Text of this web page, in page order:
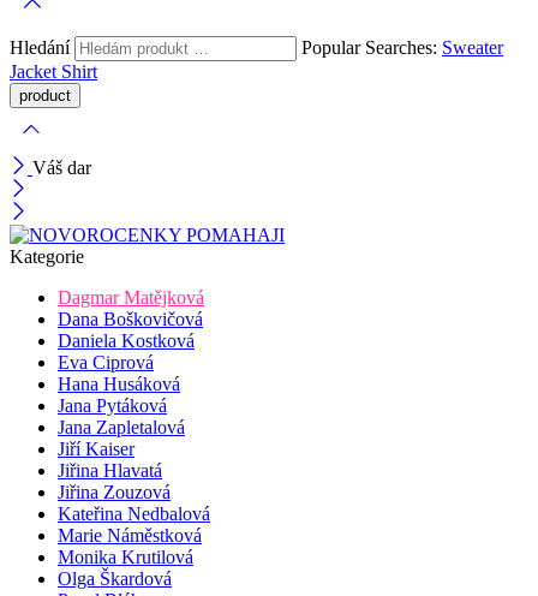
Hledání Popular Searches: Sweater
Jacket Shirt
Váš dar
Kategorie
Dagmar Matějková
Dana Boškovičová
Daniela Kostková
Eva Ciprová
Hana Husáková
Jana Pytáková
Jana Zapletalová
Jiří Kaiser
Jiřina Hlavatá
Jiřina Zouzová
Kateřina Nedbalová
Marie Náměstková
Monika Krutilová
Olga Škardová